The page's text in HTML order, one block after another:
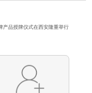
产品授牌仪式在西安隆重举行